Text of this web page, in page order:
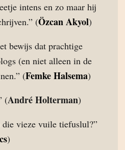
intens en zo maar hij
(Özcan Akyol)
bewijs dat prachtige
(en niet alleen in de
(Femke Halsema)
(André Holterman)
vieze vuile tiefuslul?”
)